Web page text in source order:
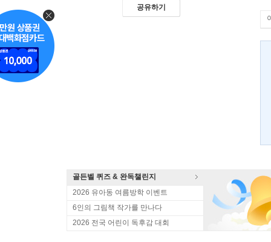
공유하기
골든벨 퀴즈 & 완독챌린지
2026 유아동 여름방학 이벤트
6인의 그림책 작가를 만나다
2026 전국 어린이 독후감 대회